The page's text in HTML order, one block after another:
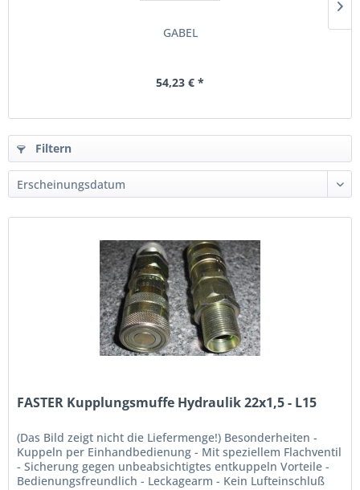
GABEL
54,23 € *
Filtern
FASTER Kupplungsmuffe Hydraulik 22x1,5 - L15
(Das Bild zeigt nicht die Liefermenge!) Besonderheiten -
Kuppeln per Einhandbedienung - Mit speziellem Flachventil
- Sicherung gegen unbeabsichtigtes entkuppeln Vorteile -
Bedienungsfreundlich - Leckagearm - Kein Lufteinschluß